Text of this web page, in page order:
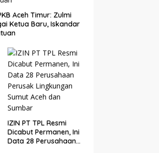
Aceh Timur: Zulmi
Ketua Baru, Iskandar
IZIN PT TPL Resmi
Dicabut Permanen, Ini
Data 28 Perusahaan